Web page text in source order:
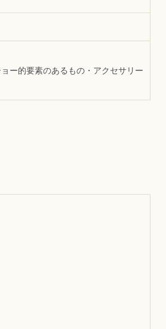
ー的要素のあるもの・アクセサリー